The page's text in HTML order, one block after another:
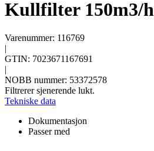
Kullfilter 150m3/h
Varenummer: 116769
|
GTIN: 7023671167691
|
NOBB nummer: 53372578
Filtrerer sjenerende lukt.
Tekniske data
Dokumentasjon
Passer med